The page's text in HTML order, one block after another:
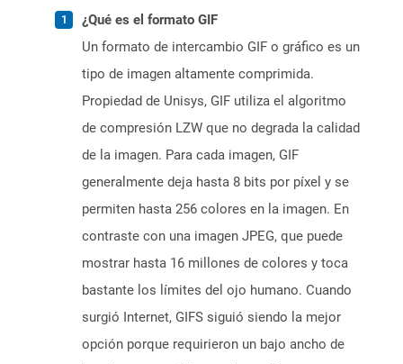
¿Qué es el formato GIF
Un formato de intercambio GIF o gráfico es un
tipo de imagen altamente comprimida.
Propiedad de Unisys, GIF utiliza el algoritmo
de compresión LZW que no degrada la calidad
de la imagen. Para cada imagen, GIF
generalmente deja hasta 8 bits por píxel y se
permiten hasta 256 colores en la imagen. En
contraste con una imagen JPEG, que puede
mostrar hasta 16 millones de colores y toca
bastante los límites del ojo humano. Cuando
surgió Internet, GIFS siguió siendo la mejor
opción porque requirieron un bajo ancho de